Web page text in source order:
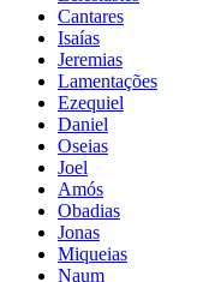
Cantares
Isaías
Jeremias
Lamentações
Ezequiel
Daniel
Oseias
Joel
Amós
Obadias
Jonas
Miqueias
Naum